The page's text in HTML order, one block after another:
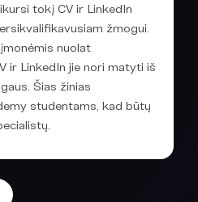
tokį CV ir LinkedIn
žmogui.
nuolat
ir LinkedIn jie nori matyti iš
Šias žinias
studentams, kad būtų